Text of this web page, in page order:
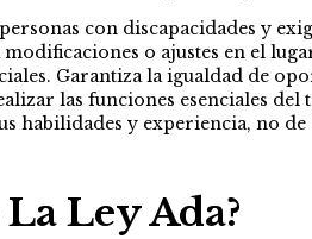
con discapacidades y
o ajustes en el
Garantiza la igualdad de
las funciones esenciales
habilidades y experiencia, no de
Ley Ada?